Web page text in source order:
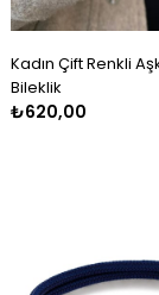
Kadın Çift Renkli
Bileklik
₺620,00